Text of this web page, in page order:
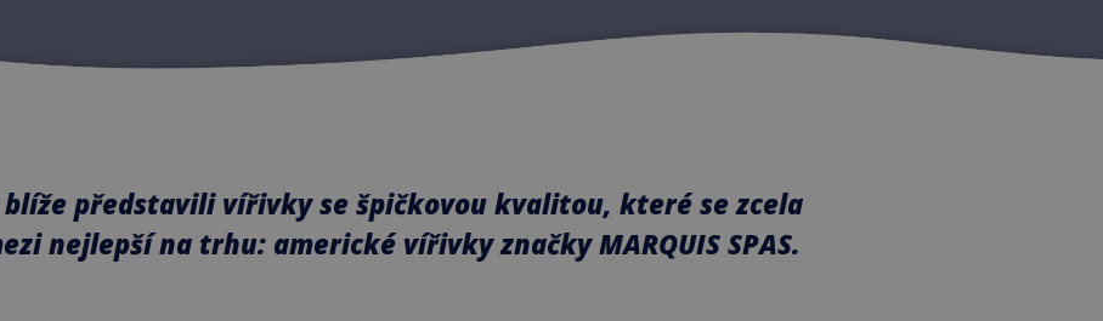
blíže představili vířivky se špičkovou kvalitou, které se zcela
nejlepší na trhu: americké vířivky značky MARQUIS SPAS.